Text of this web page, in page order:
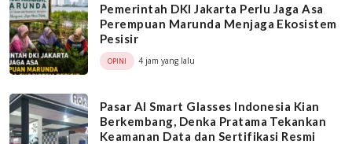
Pemerintah DKI Jakarta Perlu Jaga Asa
Perempuan Marunda Menjaga Ekosistem
Pesisir
OPINI 4 jam yang lalu
Pasar AI Smart Glasses Indonesia Kian
Berkembang, Denka Pratama Tekankan
Keamanan Data dan Sertifikasi Resmi